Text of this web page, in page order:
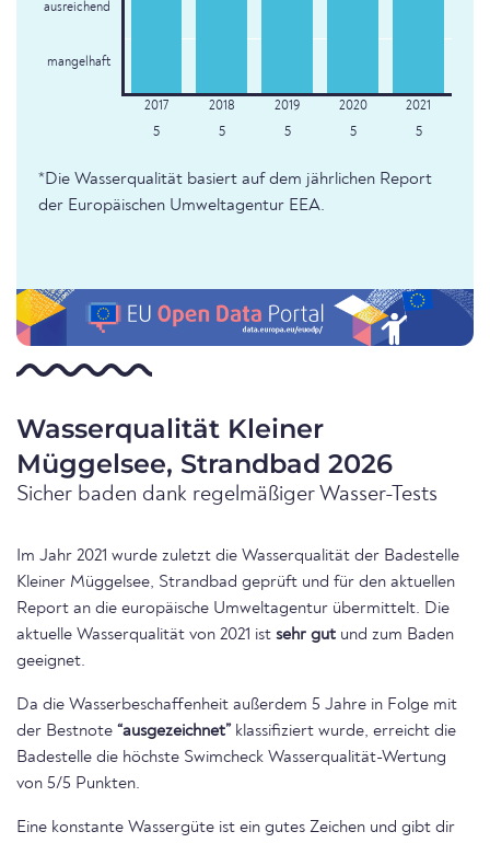
ausreichend
mangelhaft
5 5 5 5 5
*Die Wasserqualität basiert auf dem jährlichen Report
der Europäischen Umweltagentur EEA.
Wasserqualität Kleiner
Müggelsee, Strandbad 2026
Sicher baden dank regelmäßiger Wasser-Tests
Im Jahr 2021 wurde zuletzt die Wasserqualität der Badestelle
Kleiner Müggelsee, Strandbad geprüft und für den aktuellen
Report an die europäische Umweltagentur übermittelt. Die
aktuelle Wasserqualität von 2021 ist sehr gut und zum Baden
geeignet.
Da die Wasserbeschaffenheit außerdem 5 Jahre in Folge mit
der Bestnote “ausgezeichnet” klassifiziert wurde, erreicht die
Badestelle die höchste Swimcheck Wasserqualität-Wertung
von 5/5 Punkten.
Eine konstante Wassergüte ist ein gutes Zeichen und gibt dir